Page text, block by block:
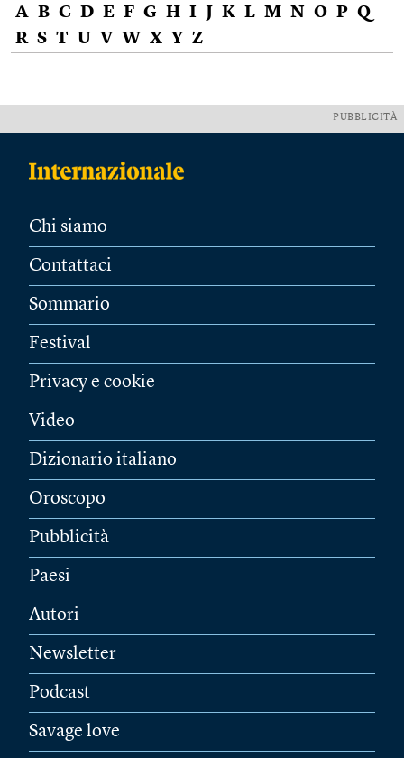
A B C D E F G H I J K L M N O P Q
R S T U V W X Y Z
PUBBLICITÀ
Chi siamo
Contattaci
Sommario
Festival
Privacy e cookie
Video
Dizionario italiano
Oroscopo
Pubblicità
Paesi
Autori
Newsletter
Podcast
Savage love